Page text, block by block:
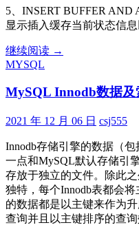
5、INSERT BUFFER
显示插入缓存当前状态信
继续阅读MySQL
能
控
→
MYSQL
MySQL Innodb数据及
2021 年 12 月 06 日 csj555
Innodb存储引擎的数据（
一点和MySQL默认存储引
存放于独立的文件。除此
独特，每个Innodb表都会
的数据都是以主键来作为
查询并且以主键排序的查询